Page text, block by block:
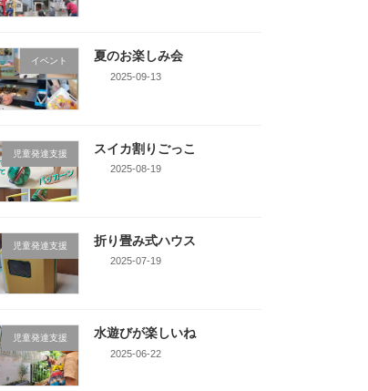
イベント 夏のお楽しみ会
2025-09-13
児童発達支援 スイカ割りごっこ
2025-08-19
児童発達支援 折り畳み式ハウス
2025-07-19
児童発達支援 水遊びが楽しいね
2025-06-22